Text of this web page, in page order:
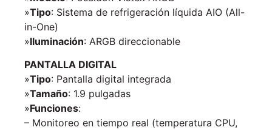
»Tipo: Sistema de refrigeración líquida AIO (All-
in-One)
»Iluminación: ARGB direccionable
PANTALLA DIGITAL
»Tipo: Pantalla digital integrada
»Tamaño: 1.9 pulgadas
»Funciones:
– Monitoreo en tiempo real (temperatura CPU,